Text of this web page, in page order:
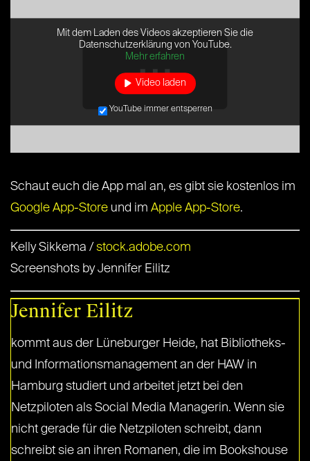
Mit dem Laden des Videos akzeptieren Sie die
Datenschutzerklärung von YouTube.
Mehr erfahren
Video laden
YouTube immer entsperren
Schaut euch die App mal an, es gibt sie kostenlos im
Google App-Store und im Apple App-Store.
Kelly Sikkema / stock.adobe.com
Screenshots by Jennifer Eilitz
Jennifer Eilitz
kommt aus der Lüneburger Heide, hat Bibliotheks-
und Informationsmanagement an der HAW in
Hamburg studiert und arbeitet jetzt bei den
Netzpiloten als Social Media Managerin. Wenn sie
nicht gerade für die Netzpiloten schreibt, dann
schreibt sie an ihren Romanen, die im Bookshouse